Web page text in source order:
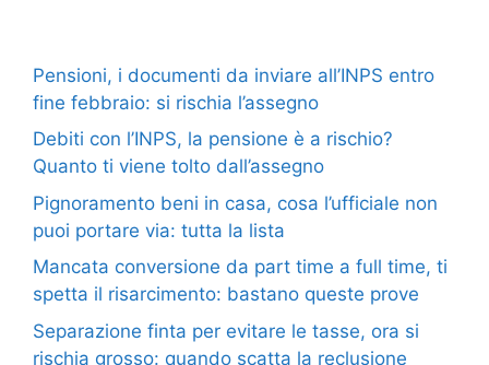
Pensioni, i documenti da inviare all’INPS entro
fine febbraio: si rischia l’assegno
Debiti con l’INPS, la pensione è a rischio?
Quanto ti viene tolto dall’assegno
Pignoramento beni in casa, cosa l’ufficiale non
puoi portare via: tutta la lista
Mancata conversione da part time a full time, ti
spetta il risarcimento: bastano queste prove
Separazione finta per evitare le tasse, ora si
rischia grosso: quando scatta la reclusione